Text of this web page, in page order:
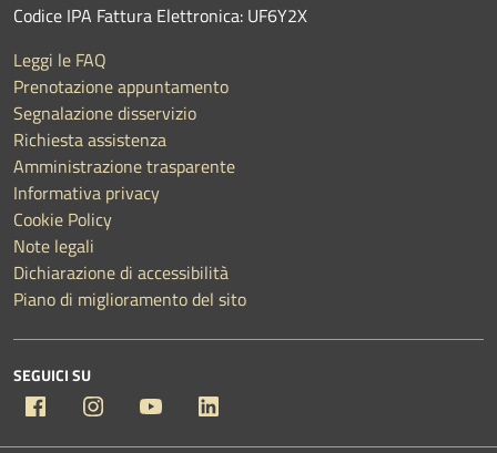
Codice IPA Fattura Elettronica: UF6Y2X
Leggi le FAQ
Prenotazione appuntamento
Segnalazione disservizio
Richiesta assistenza
Amministrazione trasparente
Informativa privacy
Cookie Policy
Note legali
Dichiarazione di accessibilità
Piano di miglioramento del sito
SEGUICI SU
Facebook Instagram YouTube